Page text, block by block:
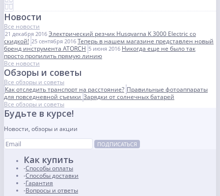
Новости
Все новости
21 декабря 2016 Электрический резчик Husqvarna K 3000 Electric со
скидкой! 25 сентября 2016 Теперь в нашем магазине представлен новый
бренд инструмента ATORCH 5 июня 2016 Никогда еще не было так
просто пропилить прямую линию
Все новости
Обзоры и советы
Все обзоры и советы
Как отследить транспорт на расстояние? Правильные фотоаппараты
для повседневной съемки Зарядки от солнечных батарей
Все обзоры и советы
Будьте в курсе!
Новости, обзоры и акции
ПОДПИСАТЬСЯ
Как купить
Способы оплаты
Способы доставки
Гарантия
Вопросы и ответы